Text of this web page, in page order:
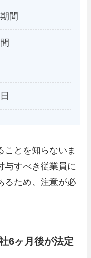
間
ことを知らないま
与すべき従業員に
るため、注意が必
6ヶ月後が法定